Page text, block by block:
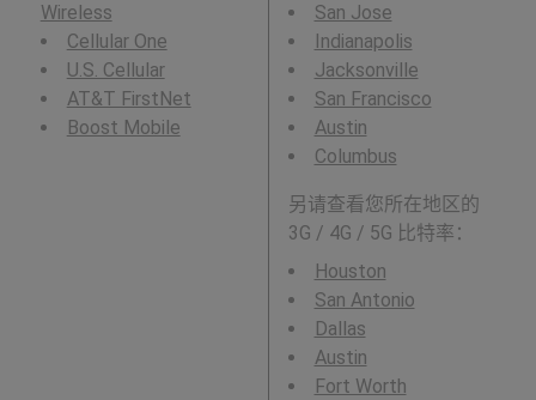
Wireless
Cellular One
U.S. Cellular
AT&T FirstNet
Boost Mobile
San Jose
Indianapolis
Jacksonville
San Francisco
Austin
Columbus
另请查看您所在地区的
3G / 4G / 5G 比特率：
Houston
San Antonio
Dallas
Austin
Fort Worth